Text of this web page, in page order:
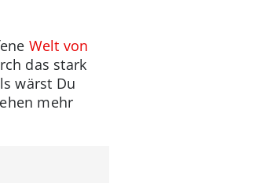
Welt von
das stark
wärst Du
mehr